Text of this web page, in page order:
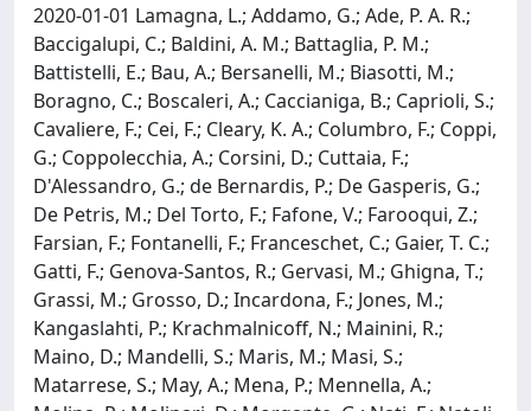
2020-01-01 Lamagna, L.; Addamo, G.; Ade, P. A. R.;
Baccigalupi, C.; Baldini, A. M.; Battaglia, P. M.;
Battistelli, E.; Bau, A.; Bersanelli, M.; Biasotti, M.;
Boragno, C.; Boscaleri, A.; Caccianiga, B.; Caprioli, S.;
Cavaliere, F.; Cei, F.; Cleary, K. A.; Columbro, F.; Coppi,
G.; Coppolecchia, A.; Corsini, D.; Cuttaia, F.;
D'Alessandro, G.; de Bernardis, P.; De Gasperis, G.;
De Petris, M.; Del Torto, F.; Fafone, V.; Farooqui, Z.;
Farsian, F.; Fontanelli, F.; Franceschet, C.; Gaier, T. C.;
Gatti, F.; Genova-Santos, R.; Gervasi, M.; Ghigna, T.;
Grassi, M.; Grosso, D.; Incardona, F.; Jones, M.;
Kangaslahti, P.; Krachmalnicoff, N.; Mainini, R.;
Maino, D.; Mandelli, S.; Maris, M.; Masi, S.;
Matarrese, S.; May, A.; Mena, P.; Mennella, A.;